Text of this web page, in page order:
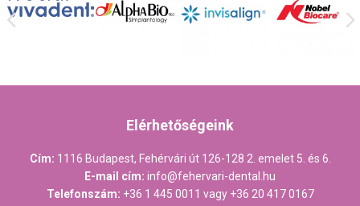
Elérhetőségeink
Cím: 1116 Budapest, Fehérvári út 126-128 2. emelet 5. és 6.
E-mail cím: info@fehervari-dental.hu
Telefonszám: +36 1 445 0011 vagy +36 20 417 0167